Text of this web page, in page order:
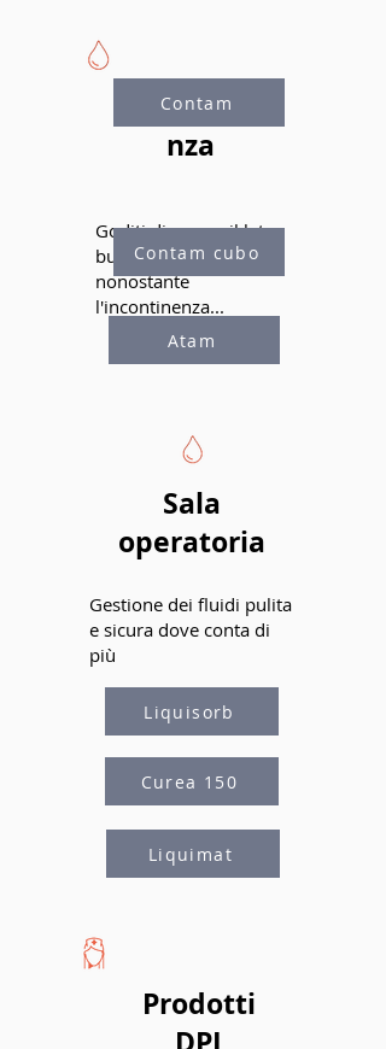
Incontine
nza
Contam
Goditi di nuovo il lato
buono della vita
nonostante
l'incontinenza...
Atam
Contam cubo
Sala
operatoria
Gestione dei fluidi pulita
e sicura dove conta di
più
Liquisorb
Curea 150
Liquimat
Prodotti